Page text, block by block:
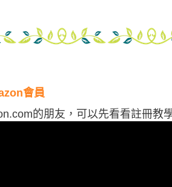
會員
的朋友，可以先看看註冊教